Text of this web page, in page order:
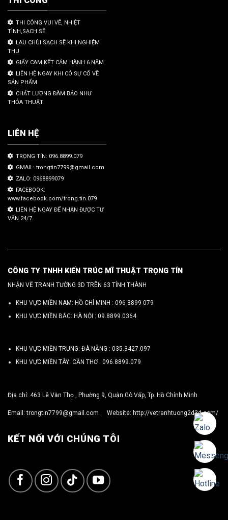
THI CÔNG VUI VẼ, NHIỆT
TÌNH,SẠCH SẼ
LAU CHÙI SẠCH SẼ KHI NGHIỆM
THU
GIẤY CAM KẾT CẢM HÀNH 6 NĂM
LIÊN HỆ NGAY KHI CÓ SỰ CỐ VỀ
SẢN PHẨM
CHẤT LƯỢNG ĐÀM BẢO NHƯ
THỎA THUẬT
LIÊN HỆ
TRỌNG TÍN: 096.8899.079
GMAIL: trongtin7799@gmail.com
ZALO: 0968899079
FACEBOOK:
www.facebook.com/trong.tin.079
LIÊN HỆ NGAY ĐỂ NHẬN ĐƯỢC TƯ
VẤN 24/7.
CÔNG TY TNHH KIẾN TRÚC MĨ THUẬT TRỌNG TÍN
NHẬN VẼ TRANH TƯỜNG 3D TRÊN 63 TỈNH THÀNH
KHU VỰC MIỀN NAM: HỒ CHÍ MINH : 096 8899 079
KHU VỰC MIỀN BẮC: HÀ NỘI : 09.8899.0364
KHU VỰC MIỀN TRUNG: ĐÀ NẴNG : 035.3427.097
KHU VỰC MIỀN TÂY: CẦN THƠ : 096.8899.079
Địa chỉ: 463 Lê Văn Thọ , Phường 9, Quận Gò Vấp, Tp. Hồ Chính Minh
Email:trongtin7799@gmail.com Website: http://vetranhtuong2d3d.com/
KẾT NỐI VỚI CHÚNG TÔI